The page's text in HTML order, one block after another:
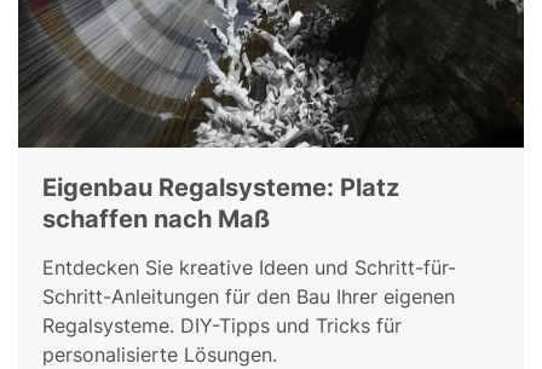
Eigenbau Regalsysteme: Platz
schaffen nach Maß
Entdecken Sie kreative Ideen und Schritt-für-
Schritt-Anleitungen für den Bau Ihrer eigenen
Regalsysteme. DIY-Tipps und Tricks für
personalisierte Lösungen.